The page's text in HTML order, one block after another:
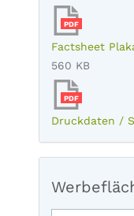
PDF
Factsheet
560 KB
PDF
Druckdaten /